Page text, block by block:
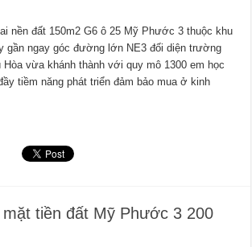
nền đất 150m2 G6 ô 25 Mỹ Phước 3 thuộc khu
gần ngay góc đường lớn NE3 đối diện trường
Hòa vừa khánh thành với quy mô 1300 em học
tiềm năng phát triển đảm bảo mua ở kinh
mặt tiền đất Mỹ Phước 3 200